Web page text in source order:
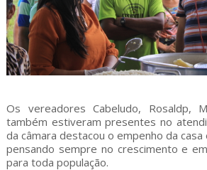
Os vereadores Cabeludo, Rosaldp,
também estiveram presentes no
da câmara destacou o empenho da casa
pensando sempre no crescimento e
para toda população.